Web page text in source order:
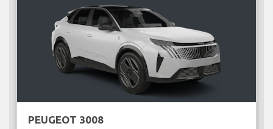
PEUGEOT 3008